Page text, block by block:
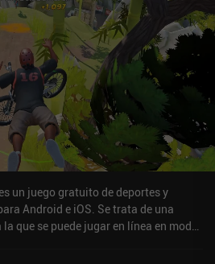
un juego gratuito de deportes y
Android e iOS. Se trata de una
que se puede jugar en línea en modo